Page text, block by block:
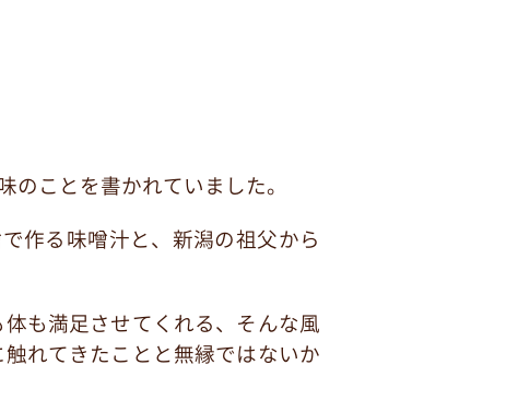
ことを書かれていました。
作る味噌汁と、新潟の祖父から
も満足させてくれる、そんな風
れてきたことと無縁ではないか